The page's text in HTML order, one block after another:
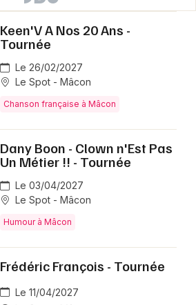
Keen'V A Nos 20 Ans -
Tournée
Le 26/02/2027
Le Spot - Mâcon
Chanson française à Mâcon
Dany Boon - Clown n'Est Pas
Un Métier !! - Tournée
Le 03/04/2027
Le Spot - Mâcon
Humour à Mâcon
Frédéric François - Tournée
Le 11/04/2027